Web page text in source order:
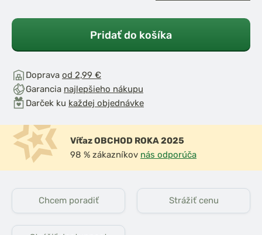
Pridať do košíka
Doprava od 2,99 €
Garancia najlepšieho nákupu
Darček ku každej objednávke
Víťaz OBCHOD ROKA 2025
98 % zákazníkov nás odporúča
Chcem poradiť Strážiť cenu